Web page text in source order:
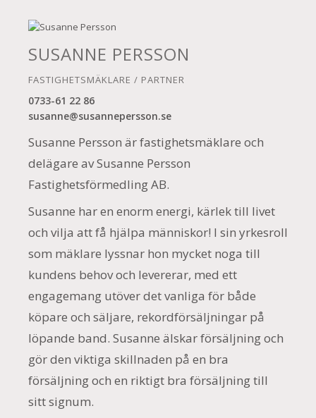
SUSANNE PERSSON
FASTIGHETSMÄKLARE / PARTNER
0733-61 22 86
susanne@susannepersson.se
Susanne Persson är fastighetsmäklare och
delägare av Susanne Persson
Fastighetsförmedling AB.
Susanne har en enorm energi, kärlek till livet
och vilja att få hjälpa människor! I sin yrkesroll
som mäklare lyssnar hon mycket noga till
kundens behov och levererar, med ett
engagemang utöver det vanliga för både
köpare och säljare, rekordförsäljningar på
löpande band. Susanne älskar försäljning och
gör den viktiga skillnaden på en bra
försäljning och en riktigt bra försäljning till
sitt signum.